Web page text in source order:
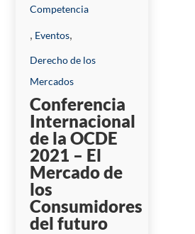
Competencia
, Eventos,
Derecho de los
Mercados
Conferencia
Internacional
de la OCDE
2021 – El
Mercado de
los
Consumidores
del futuro